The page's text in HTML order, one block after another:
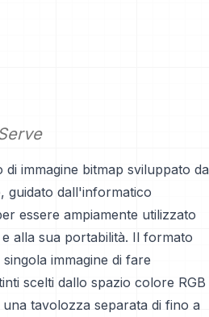
immagine bitmap sviluppato da
guidato dall'informatico
essere ampiamente utilizzato
alla sua portabilità. Il formato
immagine di fare
scelti dallo spazio colore RGB
tavolozza separata di fino a